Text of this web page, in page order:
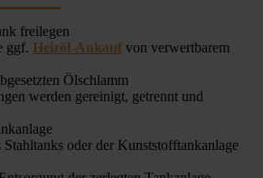
freilegen
ggf. Heizöl-Ankauf von verwertbarem
Ölschlamm
werden gereinigt, getrennt und
Stahltanks oder der Kunststofftankanlage